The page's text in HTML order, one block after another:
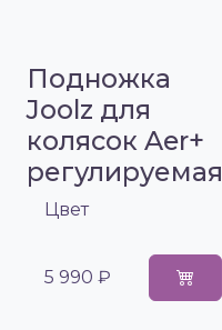
Подножка
Joolz для
колясок Aer+
регулируемая
Цвет
5 990 ₽